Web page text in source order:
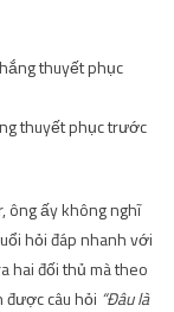
thuyết phục trước
ông ấy không nghĩ
hỏi đáp nhanh với
hai đối thủ mà theo
được câu hỏi “Đâu là